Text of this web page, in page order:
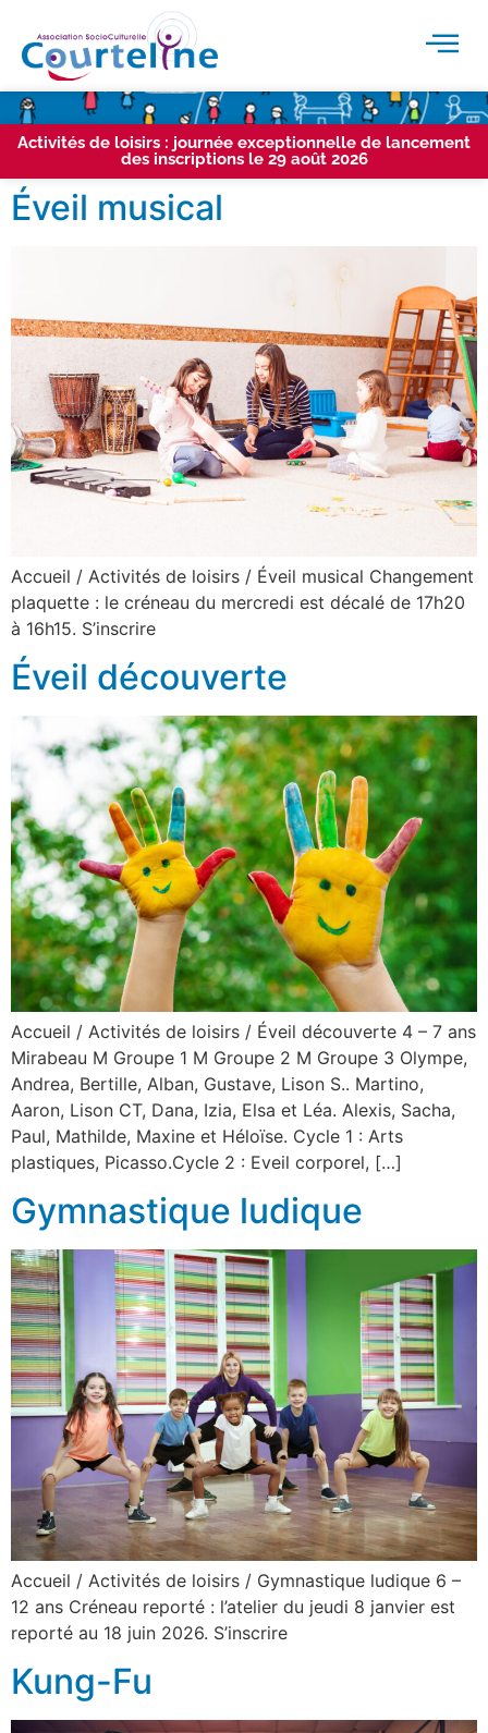
Activités de loisirs : journée exceptionnelle de lancement
des inscriptions le 29 août 2026
Éveil musical
Accueil / Activités de loisirs / Éveil musical Changement
plaquette : le créneau du mercredi est décalé de 17h20
à 16h15. S’inscrire
Éveil découverte
Accueil / Activités de loisirs / Éveil découverte 4 – 7 ans
Mirabeau M Groupe 1 M Groupe 2 M Groupe 3 Olympe,
Andrea, Bertille, Alban, Gustave, Lison S.. Martino,
Aaron, Lison CT, Dana, Izia, Elsa et Léa. Alexis, Sacha,
Paul, Mathilde, Maxine et Héloïse. Cycle 1 : Arts
plastiques, Picasso.Cycle 2 : Eveil corporel, […]
Gymnastique ludique
Accueil / Activités de loisirs / Gymnastique ludique 6 –
12 ans Créneau reporté : l’atelier du jeudi 8 janvier est
reporté au 18 juin 2026. S’inscrire
Kung-Fu